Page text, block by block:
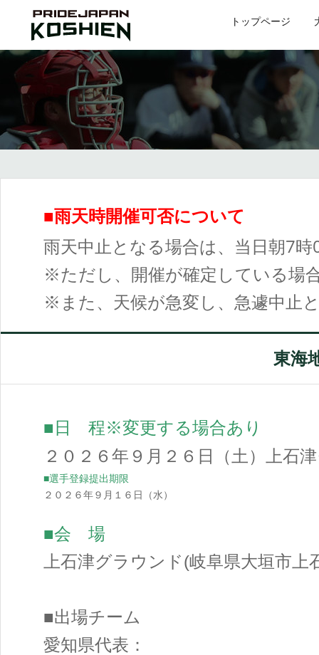
トップページ
■雨天時開催可否について
雨天中止となる場合は、当日朝7
※ただし、開催が確定している場
※また、天候が急変し、急遽中止
東海
■日 程※変更する場合あり
２０２６年９月２６日（土）上石
■選手登録提出期限
２０２６年９月１６日（水）
■会 場
上石津グラウンド(岐阜県大垣市上
■出場チーム
愛知県代表：